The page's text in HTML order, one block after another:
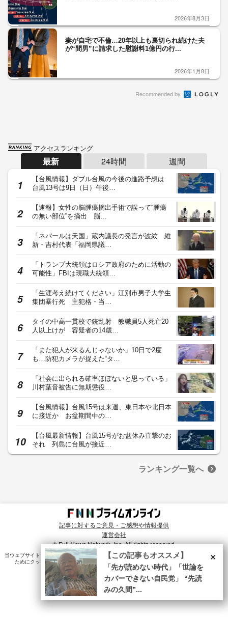
2026年8月3日
妻が自宅で不倫…20年以上も裏切られ続けた夫
が“間男”に請求した慰謝料1億円の行...
2026年1月8日
Recommended by
アクセスランキング
最新 24時間 週間
【台風情報】ダブル台風の今後の進路予想は
台風13号は9日（日）午後…
【速報】女性の脳腫瘍摘出手術で誤って“腫瘍
の無い部位”を摘出 脳…
「ネパールは天国」蔵内議長の発言が波紋 維
新・吉村代表「福岡県議…
「トランプ大統領はロシア政府のために活動の
可能性」FBIは現職大統領…
「生涯考え続けてください」江別市男子大学生
集団暴行死 主犯格・当…
タイの中高一貫校で銃乱射 教職員5人死亡20
人以上けが 容疑者の14歳…
「また犯人が来るんじゃないか」10日で2度
も…防犯カメラが捉えた“タ…
「社会に出られる確率ほぼないと思っている」
川村葉音被告に無期懲役…
【台風情報】台風15号は来週、東日本や北日本
に接近か お盆期間中の…
【台風最新情報】台風15号がお盆休み直撃のお
それ 列島に台風が接近…
ランキング一覧へ
記事に対するご意見・ご感想や情報提供
運営会社
© Fuji News Network, Inc. All rights reserved.
当ウェブサイトでは、ユーザのニーズ・興味・関⼼に合致したコンテンツや広告配信を提供する
ためにクッキーを使⽤しています。詳細は、
プライバシーポリシー をご確認ください。×
【この記事もオススメ】
「先が読めない時代」「世論を
カバーできない自民党」 “先読
みの久間”...